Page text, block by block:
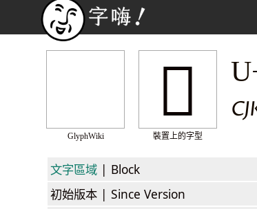
GlyphWiki
𨖯
裝置上的字型
文字區域 | Block
初始版本 | Since Version